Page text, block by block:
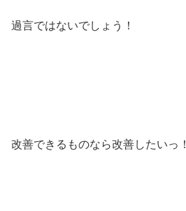
過言ではないでしょう！
改善できるものなら改善したいっ！